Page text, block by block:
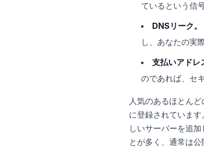
ているという信
DNSリーク。
し、あなたの実
支払いアドレ
のであれば、セ
人気のあるほとん
に登録されていま
しいサーバーを追
とが多く、通常は公